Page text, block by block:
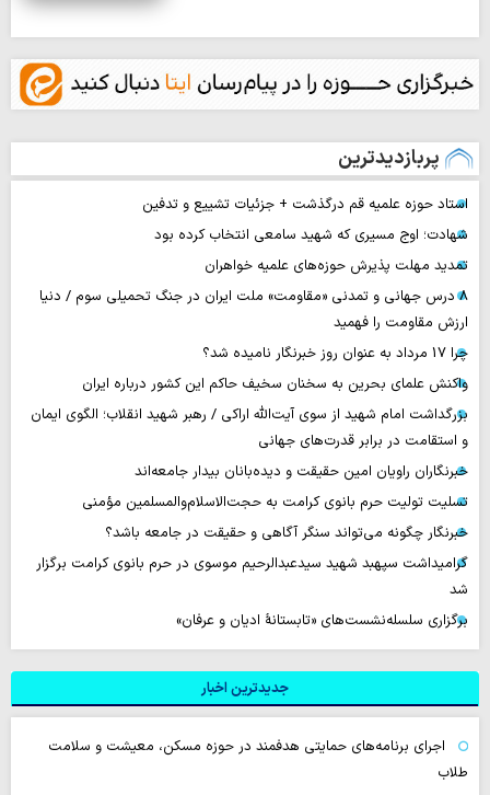
پربازدیدترین
استاد حوزه علمیه قم درگذشت + جزئیات تشییع و تدفین
شهادت؛ اوج مسیری که شهید سامعی انتخاب کرده بود
تمدید مهلت پذیرش حوزه‌های علمیه خواهران
۸ درس جهانی و تمدنی «مقاومت» ملت ایران در جنگ تحمیلی سوم / دنیا
ارزش مقاومت را فهمید
چرا 17 مرداد به عنوان روز خبرنگار نامیده شد؟
واکنش علمای بحرین به سخنان سخیف حاکم این کشور درباره ایران
بزرگداشت امام شهید از سوی آیت‌الله اراکی / رهبر شهید انقلاب؛ الگوی ایمان
و استقامت در برابر قدرت‌های جهانی
خبرنگاران راویان امین حقیقت و دیده‌بانان بیدار جامعه‌اند
تسلیت تولیت حرم بانوی کرامت به حجت‌الاسلام‌والمسلمین مؤمنی
خبرنگار چگونه می‌تواند سنگر آگاهی و حقیقت در جامعه باشد؟
گرامیداشت سپهبد شهید سیدعبدالرحیم موسوی در حرم بانوی کرامت برگزار
شد
برگزاری سلسله‌نشست‌های «تابستانهٔ ادیان و عرفان»
جدیدترین اخبار
اجرای برنامه‌های حمایتی هدفمند در حوزه مسکن، معیشت و سلامت
طلاب